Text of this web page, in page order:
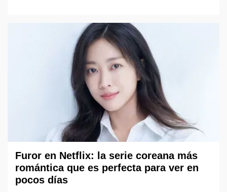
Furor en Netflix: la serie coreana más
romántica que es perfecta para ver en
pocos días